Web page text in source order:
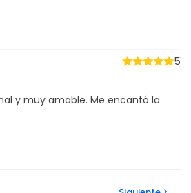
5
y muy amable. Me encantó la